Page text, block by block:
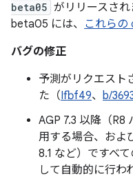
beta05 がリリースさ
beta05 には、 これらの
バグの修正
予測がリクエスト
た（Ifbf49、 b/
AGP 7.3 以降（R8
用する場合、およ
8.1 など）ですべ
して自動的に行わ